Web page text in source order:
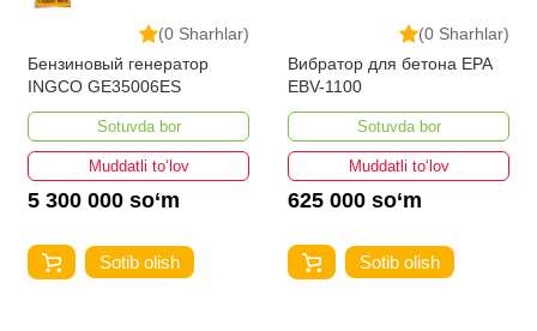
(0 Sharhlar)
Бензиновый генератор
INGCO GE35006ES
Sotuvda bor
Muddatli to‘lov
5 300 000 so‘m
Sotib olish
(0 Sharhlar)
Вибратор для бетона EPA
EBV-1100
Sotuvda bor
Muddatli to‘lov
625 000 so‘m
Sotib olish